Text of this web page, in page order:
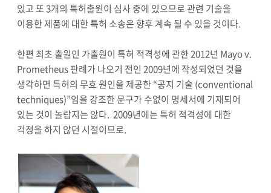
있고 또 3개의 특허출원이 심사 중에 있으므로 관련 기술을
이용한 제품에 대한 특허 소송은 향후 계속 될 수 있을 것이다.
한편 최초 출원인 가출원이 특허 적격성에 관한 2012년 Mayo v.
Prometheus 판례가 나오기 전인 2009년에 작성되었던 것을
생각하면 특허의 무효 원인을 제공한 “공지 기술 (conventional
techniques)”임을 강조한 문구가 수없이 명세서에 기재되어
있는 것이 놀랍지는 않다. 2009년에는 특허 적격성에 대한
걱정을 하지 않던 시절이므로.